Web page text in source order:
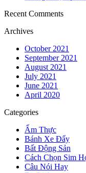
Recent Comments
Archives
October 2021
September 2021
August 2021
July 2021
June 2021
April 2020
Categories
Ẩm Thực
Bánh Xe Đẩy
Bất Động Sản
Cách Chọn Sim
Câu Nói Hay